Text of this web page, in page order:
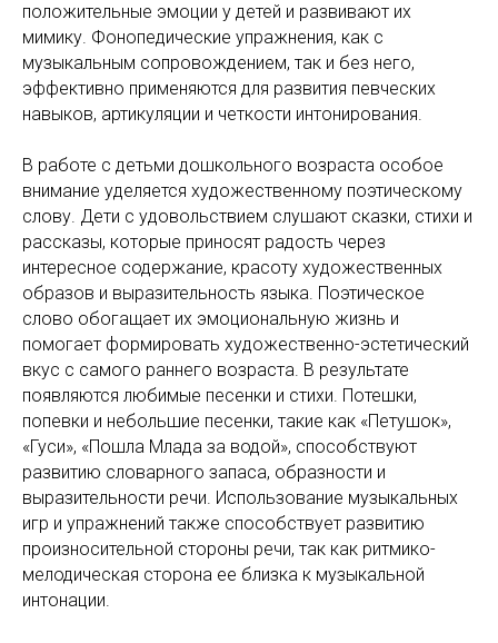
положительные эмоции у детей и развивают их
мимику. Фонопедические упражнения, как с
музыкальным сопровождением, так и без него,
эффективно применяются для развития певческих
навыков, артикуляции и четкости интонирования.
В работе с детьми дошкольного возраста особое
внимание уделяется художественному поэтическому
слову. Дети с удовольствием слушают сказки, стихи и
рассказы, которые приносят радость через
интересное содержание, красоту художественных
образов и выразительность языка. Поэтическое
слово обогащает их эмоциональную жизнь и
помогает формировать художественно-эстетический
вкус с самого раннего возраста. В результате
появляются любимые песенки и стихи. Потешки,
попевки и небольшие песенки, такие как «Петушок»,
«Гуси», «Пошла Млада за водой», способствуют
развитию словарного запаса, образности и
выразительности речи. Использование музыкальных
игр и упражнений также способствует развитию
произносительной стороны речи, так как ритмико-
мелодическая сторона ее близка к музыкальной
интонации.